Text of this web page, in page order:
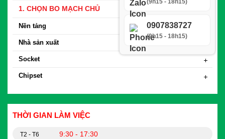
1. CHỌN BO MẠCH CHỦ
Nền tảng
Nhà sản xuất
Socket
Chipset
THỜI GIAN LÀM VIỆC
T2 - T6 9:30 - 17:30
0907838727
(9h15 - 18h15)